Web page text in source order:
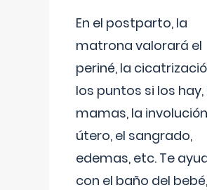
En el postparto, la
matrona valorará el
periné, la
los puntos si los
mamas, la
útero, el sangrado,
edemas, etc. Te
con el baño del